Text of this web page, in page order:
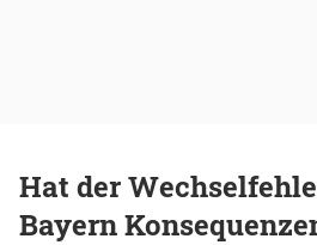
Hat der
Bayern